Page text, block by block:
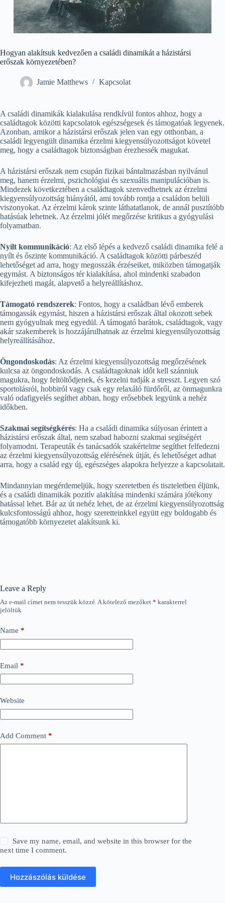
Hogyan alakítsuk kedvezően a családi dinamikát a házistársi
erőszak környezetében?
Jamie Matthews Kapcsolat
A családi dinamikák kialakulása rendkívül fontos ahhoz, hogy a
családtagok közötti kapcsolatok egészségesek és támogatóak legyenek.
Azonban, amikor a házistársi erőszak jelen van egy otthonban, a
családi legyengült dinamika érzelmi kiegyensúlyozottságot követel
meg, hogy a családtagok biztonságban érezhessék magukat.
A házistársi erőszak nem csupán fizikai bántalmazásban nyilvánul
meg, hanem érzelmi, pszichológiai és szexuális manipulációban is.
Mindezek következtében a családtagok szenvedhetnek az érzelmi
kiegyensúlyozottság hiányától, ami tovább rontja a családon belüli
viszonyokat. Az érzelmi károk szinte láthatatlanok, de annál pusztítóbb
hatásúak lehetnek. Az érzelmi jólét megőrzése kritikus a gyógyulási
folyamatban.
Nyílt kommunikáció: Az első lépés a kedvező családi dinamika felé a
nyílt és őszinte kommunikáció. A családtagok közötti párbeszéd
lehetőséget ad arra, hogy megosszák érzéseiket, miközben támogatják
egymást. A biztonságos tér kialakítása, ahol mindenki szabadon
kifejezheti magát, alapvető a helyreállításhoz.
Támogató rendszerek: Fontos, hogy a családban lévő emberek
támogassák egymást, hiszen a házistársi erőszak által okozott sebek
nem gyógyulnak meg egyedül. A támogató barátok, családtagok, vagy
akár szakemberek is hozzájárulhatnak az érzelmi kiegyensúlyozottság
helyreállításához.
Öngondoskodás: Az érzelmi kiegyensúlyozottság megőrzésének
kulcsa az öngondoskodás. A családtagoknak időt kell szánniuk
magukra, hogy feltöltődjenek, és kezelni tudják a stresszt. Legyen szó
sportolásról, hobbiról vagy csak egy relaxáló fürdőről, az önmagunkra
való odafigyelés segíthet abban, hogy erősebbek legyünk a nehéz
időkben.
Szakmai segítségkérés: Ha a családi dinamika súlyosan érintett a
házistársi erőszak által, nem szabad habozni szakmai segítségért
folyamodni. Terapeuták és tanácsadók szakértelme segíthet felfedezni
az érzelmi kiegyensúlyozottság elérésének útját, és lehetőséget adhat
arra, hogy a család egy új, egészséges alapokra helyezze a kapcsolatait.
Mindannyian megérdemeljük, hogy szeretetben és tiszteletben éljünk,
és a családi dinamikák pozitív alakítása mindenki számára jótékony
hatással lehet. Bár az út nehéz lehet, de az érzelmi kiegyensúlyozottság
kulcsfontosságú ahhoz, hogy szeretteinkkel együtt egy boldogabb és
támogatóbb környezetet alakítsunk ki.
Leave a Reply
Az e-mail címet nem tesszük közzé.A kötelező mezőket * karakterrel
jelöltük
Name *
Email *
Website
Add Comment *
Save my name, email, and website in this browser for the
next time I comment.
Hozzászólás küldése